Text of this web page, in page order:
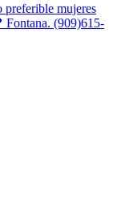
mujeres
Fontana. (909)615-